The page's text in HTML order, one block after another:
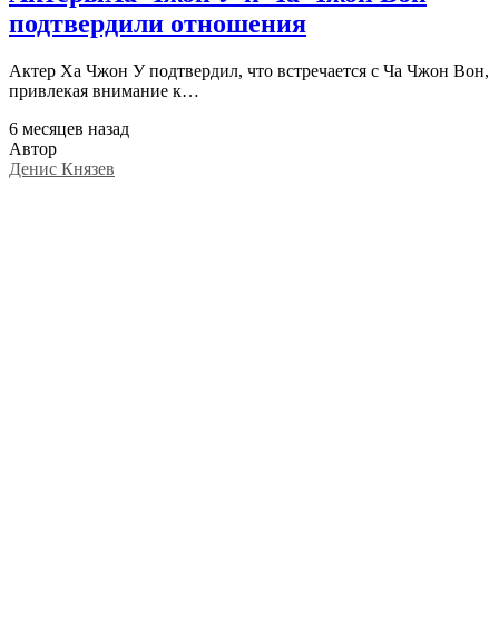
подтвердили отношения
Актер Ха Чжон У подтвердил, что встречается с Ча Чжон Вон,
привлекая внимание к…
6 месяцев назад
Автор
Денис Князев